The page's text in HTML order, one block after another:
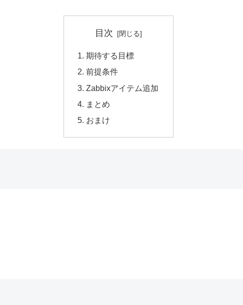
目次
期待する目標
前提条件
Zabbixアイテム追加
まとめ
おまけ